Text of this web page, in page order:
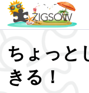
ちょっと
きる！